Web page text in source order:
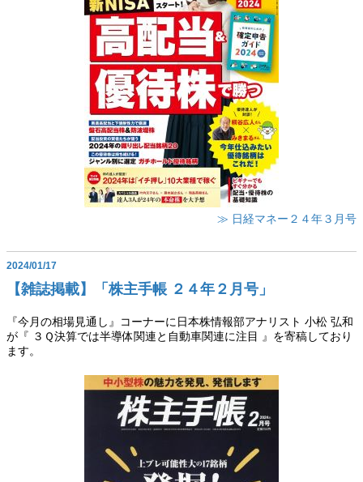
≫ 日経マネー２４年３月号
2024/01/17
【雑誌掲載】「株主手帳 ２４年２月号」
『今月の相場見通し』コーナーに日本株情報部アナリスト 小松 弘和
が『 ３Ｑ決算では半導体関連と自動車関連に注目 』を寄稿しており
ます。